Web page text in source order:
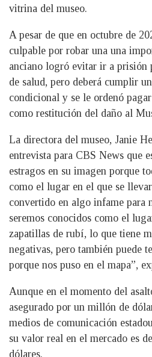
vitrina del museo.
A pesar de que en octubre de
culpable por robar una una
anciano logró evitar ir a prisión
de salud, pero deberá cumplir
condicional y se le ordenó
como restitución del daño al
La directora del museo, Janie
entrevista para CBS News que
estragos en su imagen porque
como el lugar en el que se
convertido en algo infame para
seremos conocidos como el
zapatillas de rubí, lo que tiene
negativas, pero también puede
porque nos puso en el mapa”,
Aunque en el momento del
asegurado por un millón de
medios de comunicación
su valor real en el mercado es
dólares.